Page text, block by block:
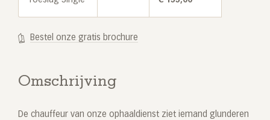
Bestel onze gratis brochure
Omschrijving
De chauffeur van onze ophaaldienst ziet iemand glunderen